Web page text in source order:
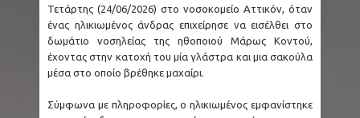
Τετάρτης (24/06/2026) στο νοσοκομείο Αττικόν, όταν
ένας ηλικιωμένος άνδρας επιχείρησε να εισέλθει στο
δωμάτιο νοσηλείας της ηθοποιού Μάρως Κοντού,
έχοντας στην κατοχή του μία γλάστρα και μια σακούλα
μέσα στο οποίο βρέθηκε μαχαίρι.
Σύμφωνα με πληροφορίες, ο ηλικιωμένος εμφανίστηκε